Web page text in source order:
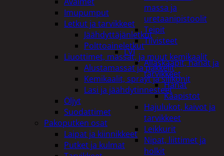
massa ja
uretaanipistoolit
Teipit
Tiivisteet
LVI
Allaskaapit, hanat ja
tarvikkeet
Hanat
Kaapistot
Hajulukot, kaivot ja
tarvikkeet
Leikkurit
Nipat, liittimet ja
holkit
Imupumput
Letkut ja tarvikkeet
Jäähdyttäjänletkut
Polttoaineletkut
Liuottimet, massat, ja muut kemikaalit
Alustamassat ja pakkelit
Kemikaalit, sprayt ja silikonit
Lasi ja jäähdytinnesteet
Öljyt
Suodattimet
Pakoputken osat
Laipat ja kiinnikkeet
Putket ja kulmat